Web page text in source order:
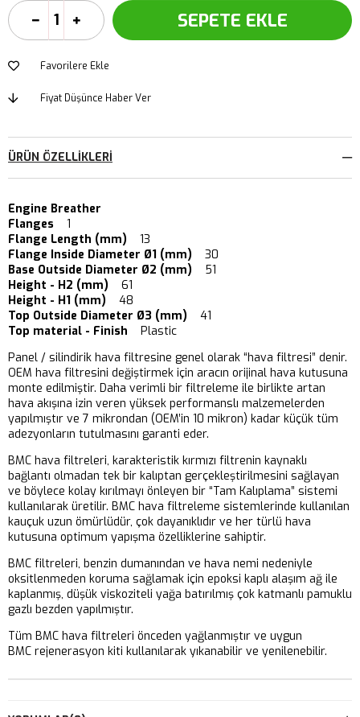
Favorilere Ekle
Fiyat Düşünce Haber Ver
ÜRÜN ÖZELLIKLERI
Engine Breather
Flanges
1
Flange Length (mm) 13
Flange Inside Diameter Ø1 (mm) 30
Base Outside Diameter Ø2 (mm)
51
Height - H2 (mm) 61
Height - H1 (mm) 48
Top Outside Diameter Ø3 (mm) 41
Top material - Finish Plastic
Panel / silindirik hava filtresine genel olarak “hava filtresi” denir.
OEM hava filtresini değiştirmek için aracın orijinal hava kutusuna
monte edilmiştir. Daha verimli bir filtreleme ile birlikte artan
hava akışına izin veren yüksek performanslı malzemelerden
yapılmıştır ve 7 mikrondan (OEM’in 10 mikron) kadar küçük tüm
adezyonların tutulmasını garanti eder.
BMC hava filtreleri, karakteristik kırmızı filtrenin kaynaklı
bağlantı olmadan tek bir kalıptan gerçekleştirilmesini sağlayan
ve böylece kolay kırılmayı önleyen bir “Tam Kalıplama” sistemi
kullanılarak üretilir. BMC hava filtreleme sistemlerinde kullanılan
kauçuk uzun ömürlüdür, çok dayanıklıdır ve her türlü hava
kutusuna optimum yapışma özelliklerine sahiptir.
BMC filtreleri, benzin dumanından ve hava nemi nedeniyle
oksitlenmeden koruma sağlamak için epoksi kaplı alaşım ağ ile
kaplanmış, düşük viskoziteli yağa batırılmış çok katmanlı pamuklu
gazlı bezden yapılmıştır.
Tüm BMC hava filtreleri önceden yağlanmıştır ve uygun
BMC rejenerasyon kiti kullanılarak yıkanabilir ve yenilenebilir.